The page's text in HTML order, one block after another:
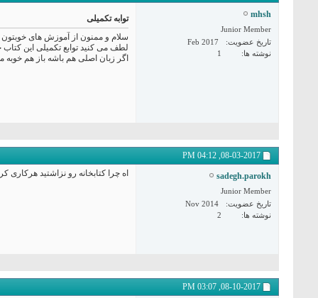
mhsh
Junior Member
تاریخ عضویت
Feb 2017
نوشته ها
1
توابه تکمیلی
سلام و ممنون از آموزش های خوبتون
لطف می کنید توابع تکمیلی این
اگر زبان اصلی هم باشه باز هم خوبه
08-03-2017,
04:12 PM
sadegh.parokh
Junior Member
تاریخ عضویت
Nov 2014
نوشته ها
2
اه چرا کتابخانه رو نزاشتید
08-10-2017,
03:07 PM